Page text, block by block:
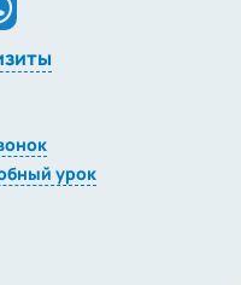
урок